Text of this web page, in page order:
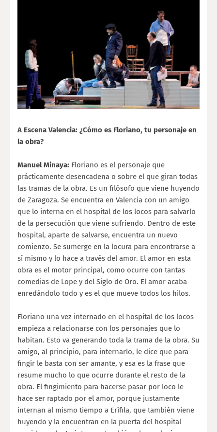
A Escena Valencia: ¿Cómo es Floriano, tu personaje en
la obra?
Manuel Minaya: Floriano es el personaje que
prácticamente desencadena o sobre el que giran todas
las tramas de la obra. Es un filósofo que viene huyendo
de Zaragoza. Se encuentra en Valencia con un amigo
que lo interna en el hospital de los locos para salvarlo
de la persecución que viene sufriendo. Dentro de este
hospital, aparte de salvarse, encuentra un nuevo
comienzo. Se sumerge en la locura para encontrarse a
sí mismo y lo hace a través del amor. El amor en esta
obra es el motor principal, como ocurre con tantas
comedias de Lope y del Siglo de Oro. El amor acaba
enredándolo todo y es el que mueve todos los hilos.
Floriano una vez internado en el hospital de los locos
empieza a relacionarse con los personajes que lo
habitan. Esto va generando toda la trama de la obra. Su
amigo, al principio, para internarlo, le dice que para
fingir le basta con ser amante, y esa es la frase que
resume mucho lo que ocurre durante el resto de la
obra. El fingimiento para hacerse pasar por loco le
hace ser raptado por el amor, porque justamente
internan al mismo tiempo a Erífila, que también viene
huyendo y la encuentran en la puerta del hospital